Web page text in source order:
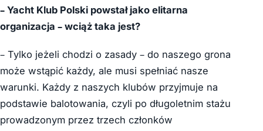
– Yacht Klub Polski powstał jako elitarna
organizacja – wciąż taka jest?
– Tylko jeżeli chodzi o zasady – do naszego grona
może wstąpić każdy, ale musi spełniać nasze
warunki. Każdy z naszych klubów przyjmuje na
podstawie balotowania, czyli po długoletnim stażu
prowadzonym przez trzech członków